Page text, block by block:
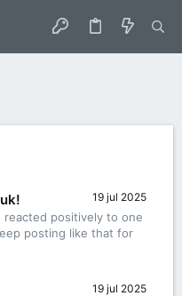
19 jul 2025
reacted positively to one
posting like that for
19 jul 2025